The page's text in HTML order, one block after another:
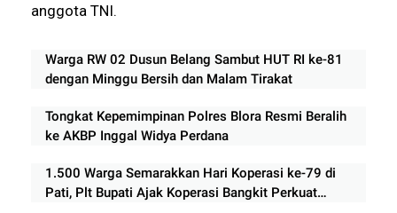
anggota TNI.
Warga RW 02 Dusun Belang Sambut HUT RI ke-81
dengan Minggu Bersih dan Malam Tirakat
Tongkat Kepemimpinan Polres Blora Resmi Beralih
ke AKBP Inggal Widya Perdana
1.500 Warga Semarakkan Hari Koperasi ke-79 di
Pati, Plt Bupati Ajak Koperasi Bangkit Perkuat